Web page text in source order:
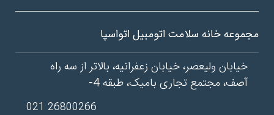
مجموعه خانه سلامت اتومبیل اتواسپا
خیابان ولیعصر، خیابان زعفرانیه، بالاتر از سه راه
آصف، مجتمع تجاری بامیک، طبقه 4-
26800266 021